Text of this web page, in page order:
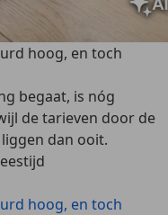
hoog, en toch
begaat, is nóg
de tarieven door de
dan ooit.
hoog, en toch